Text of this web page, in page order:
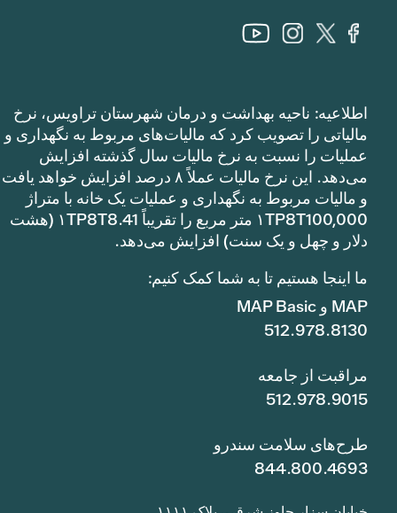
اطلاعیه: ناحیه بهداشت و درمان شهرستان تراویس، نرخ
مالیاتی را تصویب کرد که مالیات‌های مربوط به نگهداری و
عملیات را نسبت به نرخ مالیات سال گذشته افزایش
می‌دهد. این نرخ مالیات عملاً ۸ درصد افزایش خواهد یافت
و مالیات مربوط به نگهداری و عملیات یک خانه با متراژ
۱TP8T100,000 متر مربع را تقریباً ۱TP8T8.41 (هشت
دلار و چهل و یک سنت) افزایش می‌دهد.
ما اینجا هستیم تا به شما کمک کنیم:
MAP و MAP Basic
512.978.8130
مراقبت از جامعه
512.978.9015
طرح‌های سلامت سندرو
844.800.4693